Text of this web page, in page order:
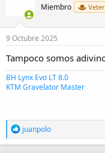
o
n
e
s
Miembro
9 Octubre 2025
Tampoco somos
BH Lynx Evo LT 8.0
KTM Gravelator Master
R
e
a
juanpolo